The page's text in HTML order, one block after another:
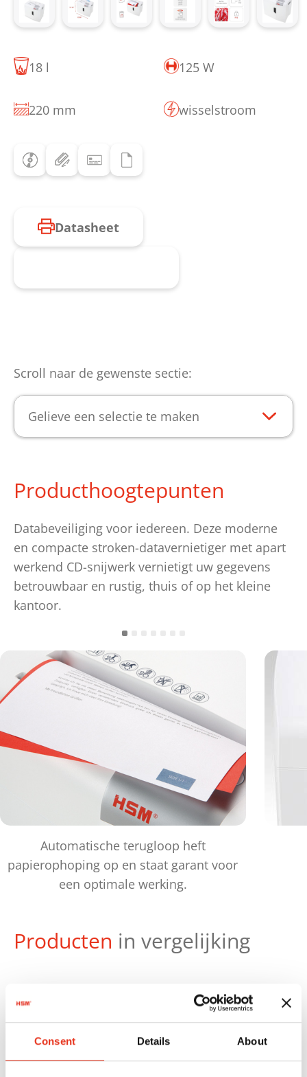
Consent Details About
18 l 125 W
220 mm wisselstroom
Datasheet
Scroll naar de gewenste sectie:
Gelieve een selectie te maken
Producthoogtepunten
Databeveiliging voor iedereen. Deze moderne
en compacte stroken-datavernietiger met apart
werkend CD-snijwerk vernietigt uw gegevens
betrouwbaar en rustig, thuis of op het kleine
kantoor.
Automatische terugloop heft
papierophoping op en staat garant voor
een optimale werking.
Producten in vergelijking